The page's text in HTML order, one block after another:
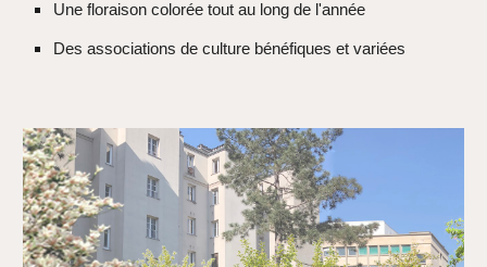
Une floraison colorée tout au long de l'année
Des associations de culture bénéfiques et variées